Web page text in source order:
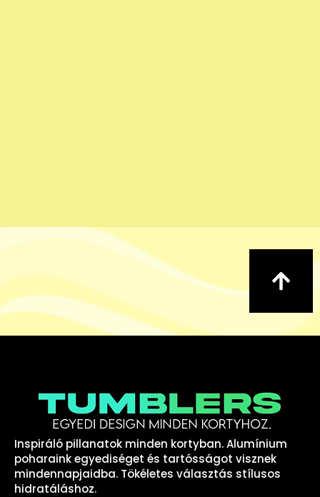
Inspiráló pillanatok minden kortyban. Alumínium
poharaink egyediséget és tartósságot visznek
mindennapjaidba. Tökéletes választás stílusos
hidratáláshoz.